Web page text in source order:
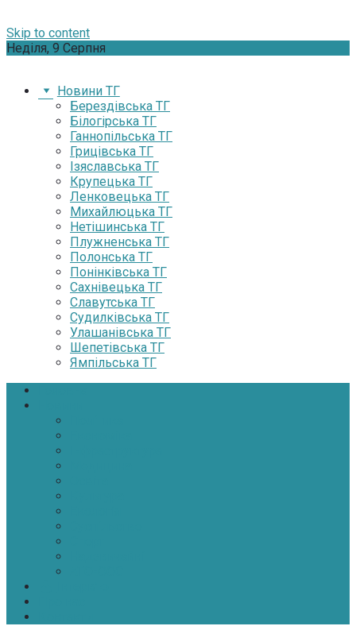
Skip to content
Неділя, 9 Серпня
Новини ТГ
Берездівська ТГ
Білогірська ТГ
Ганнопільська ТГ
Грицівська ТГ
Ізяславська ТГ
Крупецька ТГ
Ленковецька ТГ
Михайлюцька ТГ
Нетішинська ТГ
Плужненська ТГ
Полонська ТГ
Понінківська ТГ
Сахнівецька ТГ
Славутська ТГ
Судилківська ТГ
Улашанівська ТГ
Шепетівська ТГ
Ямпільська ТГ